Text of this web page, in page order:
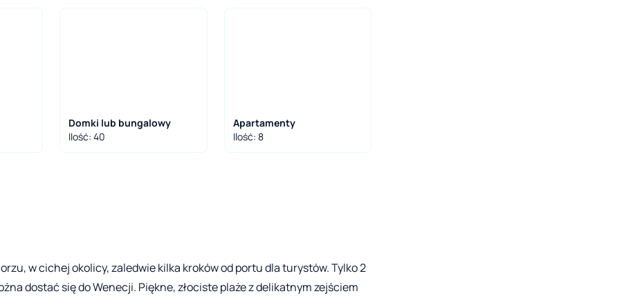
Domki lub bungalowy
Ilość: 40
Apartamenty
Ilość: 8
w cichej okolicy, zaledwie kilka kroków od portu dla turystów. Tylko 2
dostać się do Wenecji. Piękne, złociste plaże z delikatnym zejściem